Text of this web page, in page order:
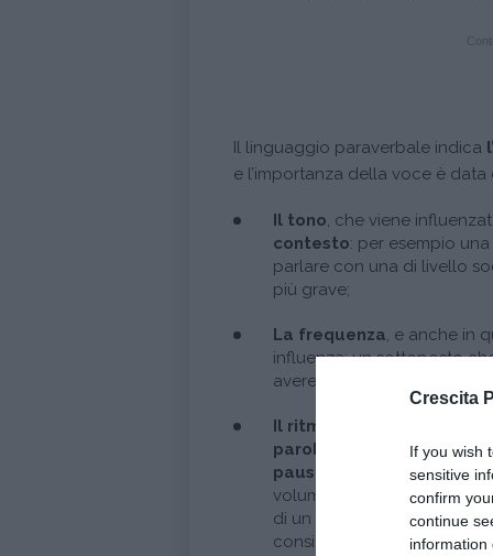
Crescita
If you wish
sensitive
confirm
continue
information
Il linguaggio paraverbale indica
e l’importanza della voce è data
Il tono , che viene
contesto: per esempio
parlare con una di livello
più grave;
La frequenza , e anche in
influenza: un sottoposto
avere una frequenza di
Il ritmo
parole
pronunciate.
pause
tra una frase e
volume della voce, dà un
di un ritmo più elevato.
considerata anche